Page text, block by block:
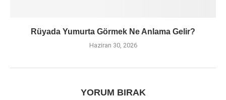
Rüyada Yumurta Görmek Ne Anlama Gelir?
Haziran 30, 2026
YORUM BIRAK